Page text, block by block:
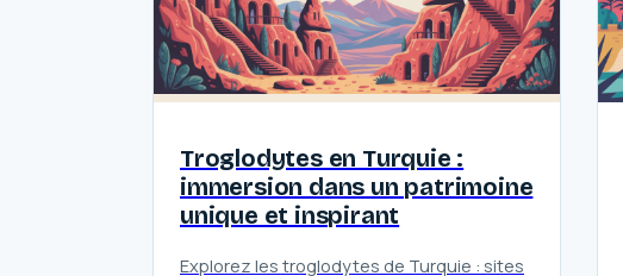
Troglodytes en Turquie :
immersion dans un patrimoine
unique et inspirant
Explorez les troglodytes de Turquie : sites